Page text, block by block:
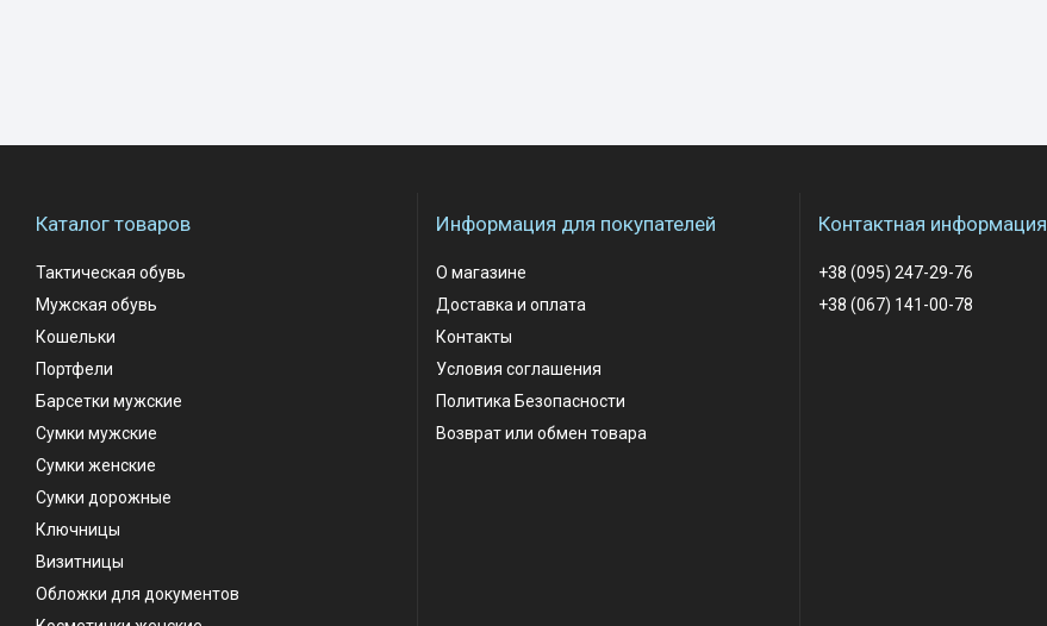
Каталог товаров
Тактическая обувь
Мужская обувь
Кошельки
Портфели
Барсетки мужские
Сумки мужские
Сумки женские
Сумки дорожные
Ключницы
Визитницы
Обложки для документов
Информация для покупателей
О магазине
Доставка и оплата
Контакты
Условия соглашения
Политика Безопасности
Возврат или обмен товара
Контактная информация
+38 (095) 247-29-76
+38 (067) 141-00-78